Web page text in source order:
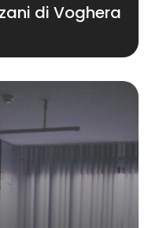
di Voghera